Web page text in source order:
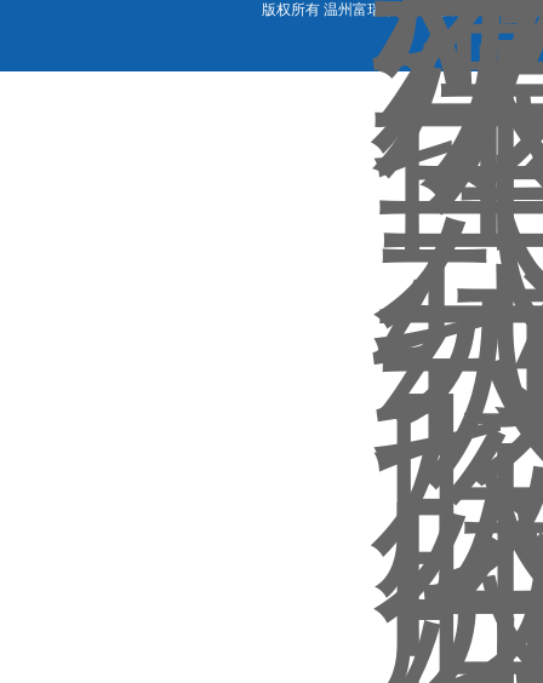
版权所有 温州富瑞康机械科技有限公司